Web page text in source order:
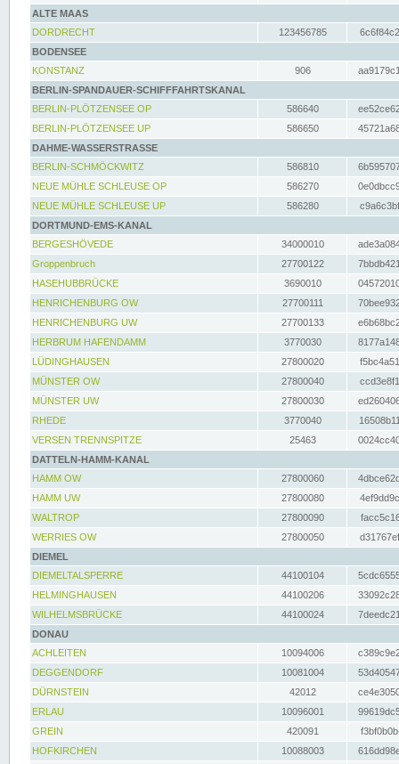
ALTE MAAS
DORDRECHT
123456785
BODENSEE
KONSTANZ
906
BERLIN-SPANDAUER-SCHIFFFAHRTSKANAL
BERLIN-PLÖTZENSEE OP
586640
BERLIN-PLÖTZENSEE UP
586650
DAHME-WASSERSTRASSE
BERLIN-SCHMÖCKWITZ
586810
NEUE MÜHLE SCHLEUSE OP
586270
NEUE MÜHLE SCHLEUSE UP
586280
DORTMUND-EMS-KANAL
BERGESHÖVEDE
34000010
Groppenbruch
27700122
HASEHUBBRÜCKE
3690010
HENRICHENBURG OW
27700111
HENRICHENBURG UW
27700133
HERBRUM HAFENDAMM
3770030
LÜDINGHAUSEN
27800020
MÜNSTER OW
27800040
MÜNSTER UW
27800030
RHEDE
3770040
VERSEN TRENNSPITZE
25463
DATTELN-HAMM-KANAL
HAMM OW
27800060
HAMM UW
27800080
WALTROP
27800090
WERRIES OW
27800050
DIEMEL
DIEMELTALSPERRE
44100104
HELMINGHAUSEN
44100206
WILHELMSBRÜCKE
44100024
DONAU
ACHLEITEN
10094006
DEGGENDORF
10081004
DÜRNSTEIN
42012
ERLAU
10096001
GREIN
420091
HOFKIRCHEN
10088003